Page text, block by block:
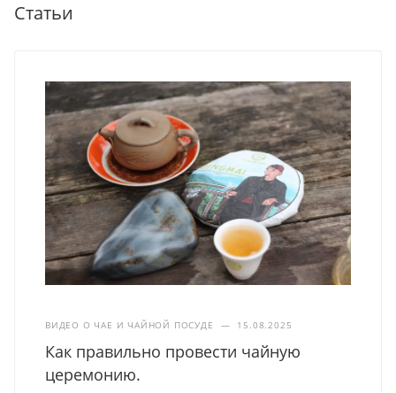
Статьи
ВИДЕО О ЧАЕ И ЧАЙНОЙ ПОСУДЕ — 15.08.2025
Как правильно провести чайную
церемонию.